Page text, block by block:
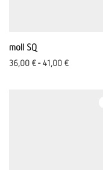
moll SQ
36,00 €-41,00 €